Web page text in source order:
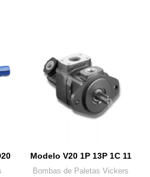
Modelo V20 1P 13P 1C 11
Bombas de Paletas Vickers